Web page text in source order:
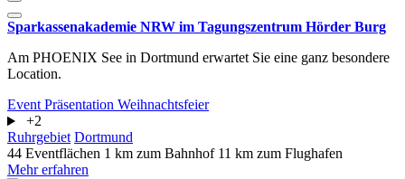
Sparkassenakademie NRW im Tagungszentrum Hörder Burg
Am PHOENIX See in Dortmund erwartet Sie eine ganz besondere
Location.
Event Präsentation Weihnachtsfeier
+2
Ruhrgebiet Dortmund
44 Eventflächen 1 km zum Bahnhof 11 km zum Flughafen
Mehr erfahren